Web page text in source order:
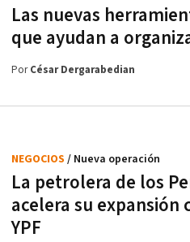
Las nuevas
que ayudan a
PorCésar Dergarabedian
La petrolera de los
acelera su expansión
YPF
NEGOCIOS / Nueva operación